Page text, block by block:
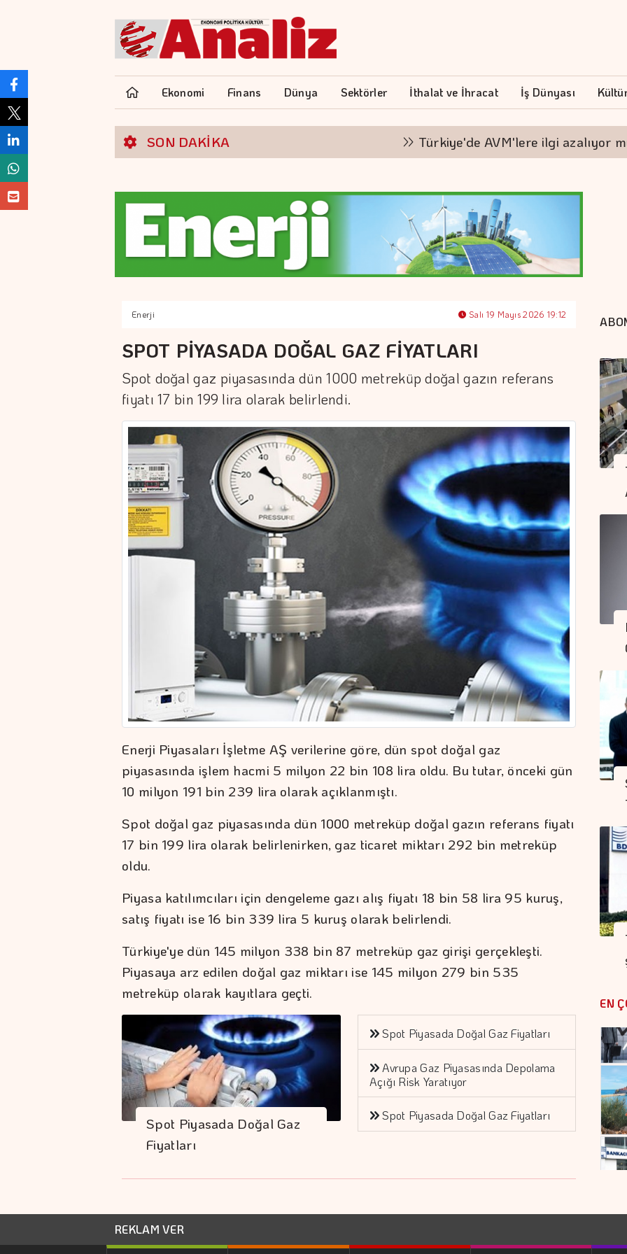
Ekonomi Finans Dünya Sektörler İthalat ve İhracat İş Dünyası
SON DAKİKA Türkiye'de AVM'lere ilgi azalıyor mu?
Enerji Salı 19 Mayıs 2026 19:12
SPOT PİYASADA DOĞAL GAZ FİYATLARI
Spot doğal gaz piyasasında dün 1000 metreküp doğal gazın referans
fiyatı 17 bin 199 lira olarak belirlendi.
Enerji Piyasaları İşletme AŞ verilerine göre, dün spot doğal gaz
piyasasında işlem hacmi 5 milyon 22 bin 108 lira oldu. Bu tutar, önceki gün
10 milyon 191 bin 239 lira olarak açıklanmıştı.
Spot doğal gaz piyasasında dün 1000 metreküp doğal gazın referans fiyatı
17 bin 199 lira olarak belirlenirken, gaz ticaret miktarı 292 bin metreküp
oldu.
Piyasa katılımcıları için dengeleme gazı alış fiyatı 18 bin 58 lira 95 kuruş,
satış fiyatı ise 16 bin 339 lira 5 kuruş olarak belirlendi.
Türkiye'ye dün 145 milyon 338 bin 87 metreküp gaz girişi gerçekleşti.
Piyasaya arz edilen doğal gaz miktarı ise 145 milyon 279 bin 535
metreküp olarak kayıtlara geçti.
Spot Piyasada Doğal Gaz
Fiyatları
Spot Piyasada Doğal Gaz Fiyatları
Avrupa Gaz Piyasasında Depolama
Açığı Risk Yaratıyor
Spot Piyasada Doğal Gaz Fiyatları
EN
REKLAM VER